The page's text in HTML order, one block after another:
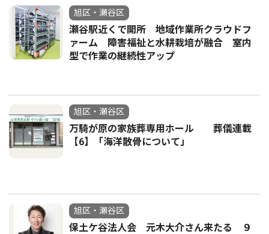
旭区・瀬谷区
瀬谷駅近くで開所 地域作業所クラウドフ
ァーム 障害福祉と水耕栽培が融合 室内
型で作業の継続性アップ
旭区・瀬谷区
万騎が原の家族葬専用ホール 葬儀連載
【6】「海洋散骨について」
旭区・瀬谷区
保土ケ谷法人会 元木大介さん来たる ９